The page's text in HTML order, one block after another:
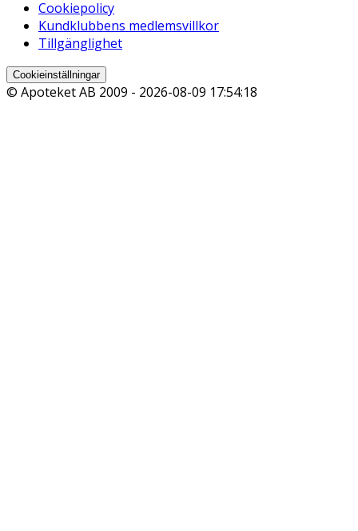
Cookiepolicy
Kundklubbens medlemsvillkor
Tillgänglighet
Cookieinställningar
© Apoteket AB 2009 - 2026-08-09 17:54:18